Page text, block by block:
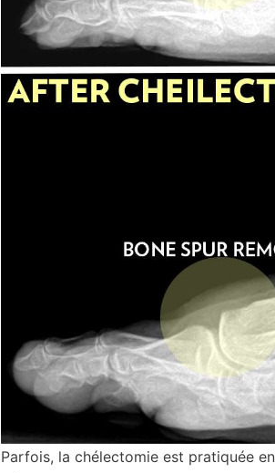
Parfois, la chélectomie est pratiquée